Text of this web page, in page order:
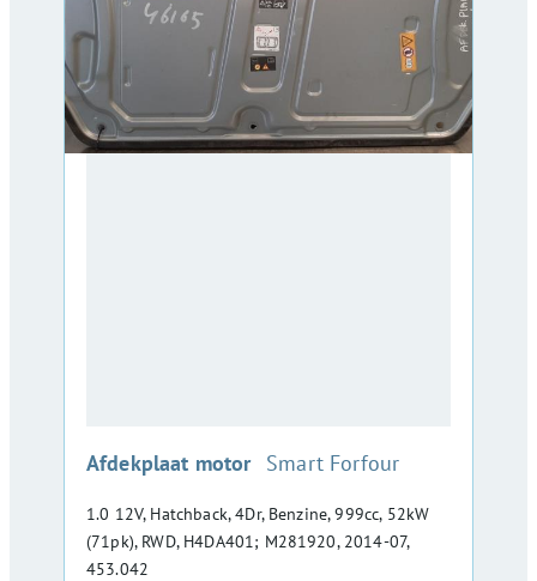
Afdekplaat motor :Smart Forfour
1.0 12V, Hatchback, 4Dr, Benzine, 999cc, 52kW
(71pk), RWD, H4DA401; M281920, 2014-07,
453.042